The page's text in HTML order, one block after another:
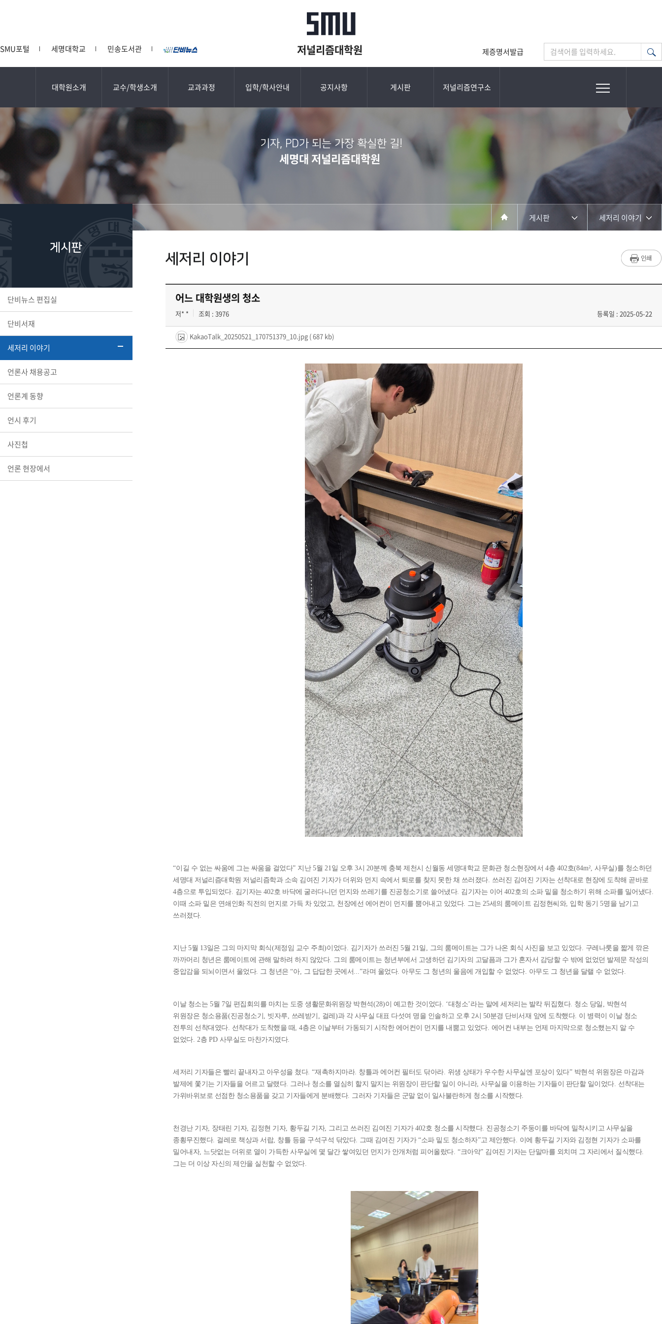
저널리즘대학원
SMU포털 세명대학교 민송도서관 제증명서발급 검색어를 입력하세요.
대학원소개 교수/학생소개 교과과정 입학/학사안내 공지사항 게시판 저널리즘연구소
기자, PD가 되는 가장 확실한 길!
세명대 저널리즘대학원
게시판
단비뉴스 편집실
단비서재
세저리 이야기
언론사 채용공고
언론계 동향
언시 후기
사진첩
언론 현장에서
게시판
교과과정
세저리 이야기
단비서재
세저리 이야기
언론사 채용공고
세저리 이야기
어느 대학원생의 청소
저* * 조회 : 3976 등록일 : 2025-05-22
KakaoTalk_20250521_170751379_10.jpg ( 687 kb)
“이길 수 없는 싸움에 그는 싸움을 걸었다” 지난 5월 21일 오후 3시 20분께 충북 제천시 신월동 세명대학교 문화관 청소현장에서 4층 402호(84m², 사무실)를 청소하던
세명대 저널리즘대학원 저널리즘학과 소속 김여진 기자가 더위와 먼지 속에서 퇴로를 찾지 못한 채 쓰러졌다. 쓰러진 김여진 기자는 선착대로 현장에 도착해 곧바로
4층으로 투입되었다. 김기자는 402호 바닥에 굴러다니던 먼지와 쓰레기를 진공청소기로 쓸어냈다. 김기자는 이어 402호의 소파 밑을 청소하기 위해 소파를 밀어냈다.
이때 소파 밑은 연쇄인화 직전의 먼지로 가득 차 있었고, 천장에선 에어컨이 먼지를 뿜어내고 있었다. 그는 25세의 룸메이트 김정현씨와, 입학 동기 5명을 남기고
쓰러졌다.
지난 5월 13일은 그의 마지막 회식(제정임 교수 주최 )이었다. 김기자가 쓰러진 5월 21일 , 그의 룸메이트는 그가 나온 회식 사진을 보고 있었다. 구레나룻을 짧게 깎은
까까머리 청년은 룸메이트에 관해 말하려 하지 않았다. 그의 룸메이트는 청년부에서 고생하던 김기자의 고달픔과 그가 혼자서 감당할 수 밖에 없었던 발제문 작성의
중압감을 되뇌이면서 울었다. 그 청년은 “아, 그 답답한 곳에서 ...”라며 울었다. 아무도 그 청년의 울음에 개입할 수 없었다. 아무도 그 청년을 달랠 수 없었다.
이날 청소는 5월 7일 편집회의를 마치는 도중 생활문화위원장 박현석(28)이 예고한 것이었다. ‘대청소’라는 말에 세저리는 발칵 뒤집혔다. 청소 당일 , 박현석
위원장은 청소용품(진공청소기 , 빗자루, 쓰레받기 , 걸레 )과 각 사무실 대표 다섯여 명을 인솔하고 오후 2시 50분경 단비서재 앞에 도착했다. 이 병력이 이날 청소
전투의 선착대였다. 선착대가 도착했을 때 , 4층은 이날부터 가동되기 시작한 에어컨이 먼지를 내뿜고 있었다. 에어컨 내부는 언제 마지막으로 청소했는지 알 수
없었다. 2층 PD 사무실도 마찬가지였다.
세저리 기자들은 빨리 끝내자고 아우성을 쳤다. “재촉하지마라. 창틀과 에어컨 필터도 닦아라. 위생 상태가 우수한 사무실엔 포상이 있다” 박현석 위원장은 마감과
발제에 쫓기는 기자들을 어르고 달랬다. 그러나 청소를 열심히 할지 말지는 위원장이 판단할 일이 아니라, 사무실을 이용하는 기자들이 판단할 일이었다. 선착대는
가위바위보로 선점한 청소용품을 갖고 기자들에게 분배했다. 그러자 기자들은 군말 없이 일사불란하게 청소를 시작했다.
천경난 기자, 장태린 기자, 김정현 기자, 황두길 기자, 그리고 쓰러진 김여진 기자가 402호 청소를 시작했다. 진공청소기 주둥이를 바닥에 밀착시키고 사무실을
종횡무진했다. 걸레로 책상과 서랍, 창틀 등을 구석구석 닦았다. 그때 김여진 기자가 “소파 밑도 청소하자”고 제안했다. 이에 황두길 기자와 김정현 기자가 소파를
밀어내자, 느닷없는 더위로 열이 가득한 사무실에 몇 달간 쌓여있던 먼지가 안개처럼 피어올랐다. “크아악” 김여진 기자는 단말마를 외치며 그 자리에서 질식했다.
그는 더 이상 자신의 제안을 실천할 수 없었다.